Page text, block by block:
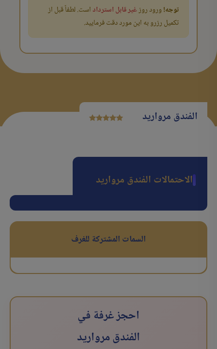
توجه!ورود روزغیر قابل استرداداست. لطفاً قبل از
تکمیل رزرو به این مورد دقت فرمایید.
الفندق مروارید
الاحتمالات الفندق مروارید
السمات المشتركة للغرف
احجز غرفة في
الفندق مروارید